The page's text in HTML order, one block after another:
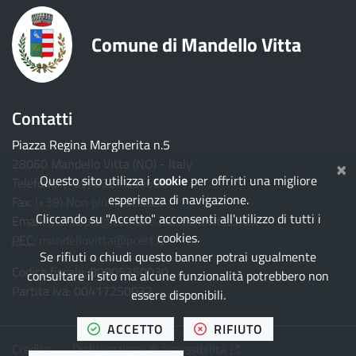
Questo sito utilizza i cookieper offrirti una migliore
esperienza di navigazione.
Cliccando su "Accetto" acconsenti all'utilizzo di tutti i
cookies.
Se rifiuti o chiudi questo banner potrai ugualmente
consultare il sito ma alcune funzionalità potrebbero non
essere disponibili.
ACCETTO TUTTI I COOKIES
RIFIUTO
×
Comune di Mandello Vitta
Contatti
Piazza Regina Margherita n.5
Telefono:(+39) 0321.835628
(+39) Non più in utilizzo
Email:municipio@comune.mandellovitta.no.it
mandellovitta@pcert.it
Codice fiscale: 80005350030
Partita Iva: 00417250032
Credits Dichiarazione di accessibilità